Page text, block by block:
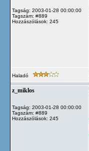
Tagság: 2003-01-28 00:00:00
Tagszám: #889
Hozzászólások: 245
Haladó
z_miklos
Tagság: 2003-01-28 00:00:00
Tagszám: #889
Hozzászólások: 245